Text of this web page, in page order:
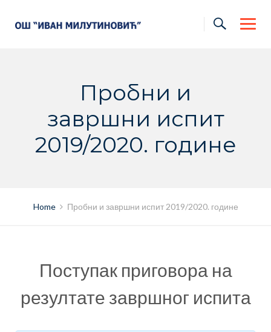
Пробни и
завршни испит
2019/2020. године
Home Пробни и завршни испит 2019/2020. године
Поступак приговора на
резултате завршног испита